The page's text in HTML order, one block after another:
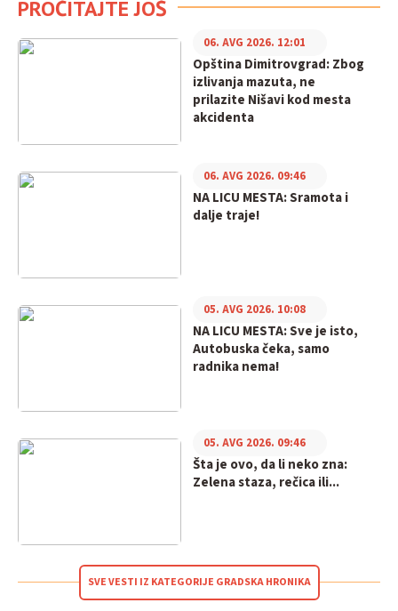
PROČITAJTE JOŠ
Opština Dimitrovgrad: Zbog
izlivanja mazuta, ne
prilazite Nišavi kod mesta
akcidenta
06. AVG 2026. 12:01
NA LICU MESTA: Sramota i
dalje traje!
06. AVG 2026. 09:46
NA LICU MESTA: Sve je isto,
Autobuska čeka, samo
radnika nema!
05. AVG 2026. 10:08
Šta je ovo, da li neko zna:
Zelena staza, rečica ili...
05. AVG 2026. 09:46
SVE VESTI IZ KATEGORIJE GRADSKA HRONIKA